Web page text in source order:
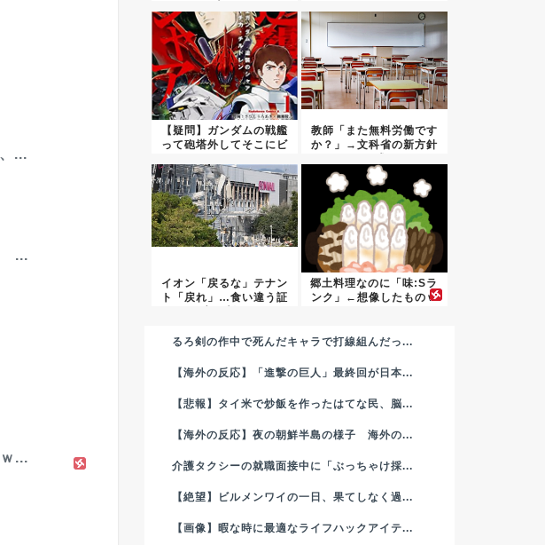
...
...
...
【疑問】ガンダムの戦艦
って砲塔外してそこにビ
教師「また無料労働です
か？」→文科省の新方針
イオン「戻るな」テナン
ト「戻れ」…食い違う証
郷土料理なのに「味:Sラ
ンク」←想像したものｗ
るろ剣の作中で死んだキャラで打線組んだっ...
【海外の反応】「進撃の巨人」最終回が日本...
【悲報】タイ米で炒飯を作ったはてな民、脳...
【海外の反応】夜の朝鮮半島の様子 海外の...
介護タクシーの就職面接中に「ぶっちゃけ採...
【絶望】ビルメンワイの一日、果てしなく過...
【画像】暇な時に最適なライフハックアイテ...